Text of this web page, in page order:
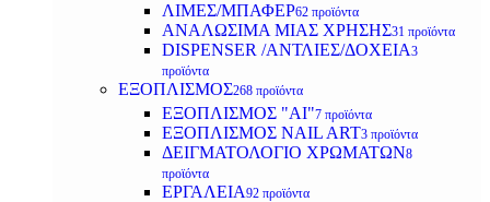
ΛΙΜΕΣ/ΜΠΑΦΕΡ62 προϊόντα
ΑΝΑΛΩΣΙΜΑ ΜΙΑΣ ΧΡΗΣΗΣ31 προϊόντα
DISPENSER /ΑΝΤΛΙΕΣ/ΔΟΧΕΙΑ3
προϊόντα
ΕΞΟΠΛΙΣΜΟΣ268 προϊόντα
ΕΞΟΠΛΙΣΜΟΣ "AI"7 προϊόντα
ΕΞΟΠΛΙΣΜΟΣ NAIL ART3 προϊόντα
ΔΕΙΓΜΑΤΟΛΟΓΙΟ ΧΡΩΜΑΤΩΝ8
προϊόντα
ΕΡΓΑΛΕΙΑ92 προϊόντα